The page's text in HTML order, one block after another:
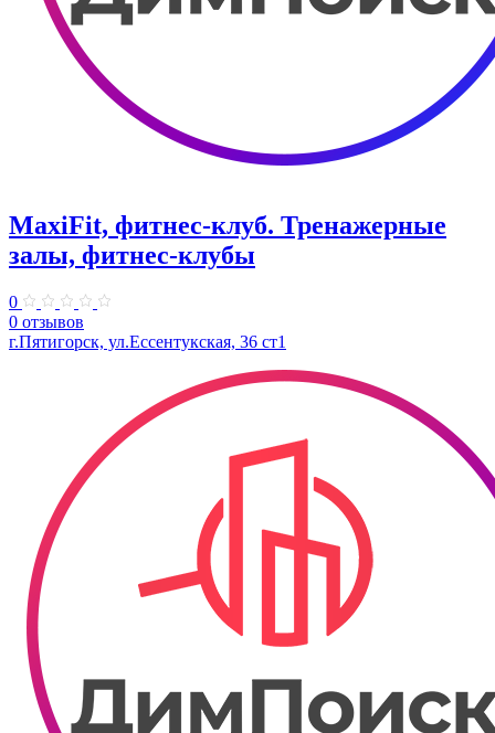
MaxiFit, фитнес-клуб. Тренажерные
залы, фитнес-клубы
0
0 отзывов
г.Пятигорск, ул.Ессентукская, 36 ст1